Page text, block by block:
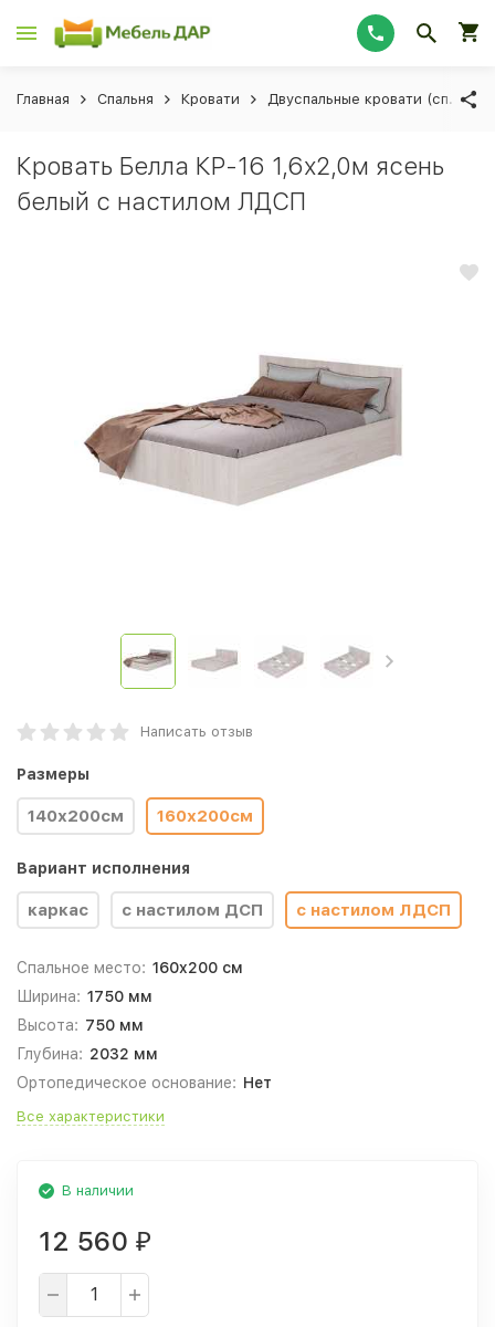
Главная Спальня Кровати Двуспальные кровати (сп.
Кровать Белла КР-16 1,6х2,0м ясень
белый с настилом ЛДСП
Написать отзыв
Размеры
140х200см 160х200см
Вариант исполнения
каркас с настилом ДСП с настилом ЛДСП
Спальное место: 160x200 см
Ширина: 1750 мм
Высота: 750 мм
Глубина: 2032 мм
Ортопедическое основание: Нет
Все характеристики
В наличии
12 560 ₽